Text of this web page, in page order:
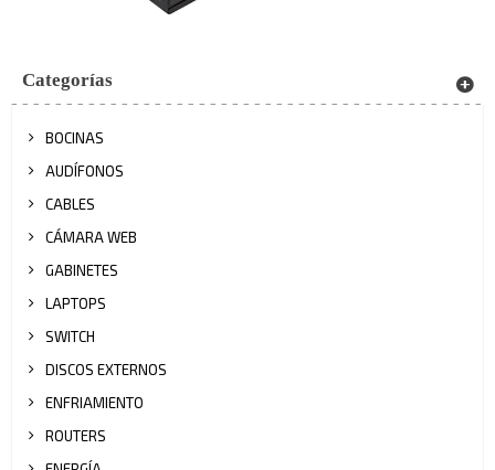
Categorías
BOCINAS
AUDÍFONOS
CABLES
CÁMARA WEB
GABINETES
LAPTOPS
SWITCH
DISCOS EXTERNOS
ENFRIAMIENTO
ROUTERS